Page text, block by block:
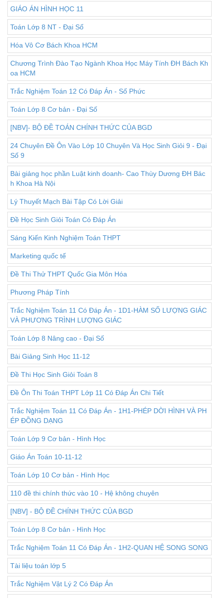
GIÁO ÁN HÌNH HỌC 11
Toán Lớp 8 NT - Đại Số
Hóa Vô Cơ Bách Khoa HCM
Chương Trình Đào Tạo Ngành Khoa Học Máy Tính ĐH Bách Kh
oa HCM
Trắc Nghiệm Toán 12 Có Đáp Án - Số Phức
Toán Lớp 8 Cơ bản - Đại Số
[NBV]- BỘ ĐỀ TOÁN CHÍNH THỨC CỦA BGD
24 Chuyên Đề Ôn Vào Lớp 10 Chuyên Và Học Sinh Giỏi 9 - Đại
Số 9
Bài giảng học phần Luật kinh doanh- Cao Thùy Dương ĐH Bác
h Khoa Hà Nội
Lý Thuyết Mạch Bài Tập Có Lời Giải
Đề Học Sinh Giỏi Toán Có Đáp Án
Sáng Kiến Kinh Nghiệm Toán THPT
Marketing quốc tế
Đề Thi Thử THPT Quốc Gia Môn Hóa
Phương Pháp Tính
Trắc Nghiệm Toán 11 Có Đáp Án - 1D1-HÀM SỐ LƯỢNG GIÁC
VÀ PHƯƠNG TRÌNH LƯỢNG GIÁC
Toán Lớp 8 Nâng cao - Đại Số
Bài Giảng Sinh Học 11-12
Đề Thi Học Sinh Giỏi Toán 8
Đề Ôn Thi Toán THPT Lớp 11 Có Đáp Án Chi Tiết
Trắc Nghiệm Toán 11 Có Đáp Án - 1H1-PHÉP DỜI HÌNH VÀ PH
ÉP ĐỒNG DẠNG
Toán Lớp 9 Cơ bản - Hình Học
Giáo Án Toán 10-11-12
Toán Lớp 10 Cơ bản - Hình Học
110 đề thi chính thức vào 10 - Hệ không chuyên
[NBV] - BỘ ĐỀ CHÍNH THỨC CỦA BGD
Toán Lớp 8 Cơ bản - Hình Học
Trắc Nghiệm Toán 11 Có Đáp Án - 1H2-QUAN HỆ SONG SONG
Tài liệu toán lớp 5
Trắc Nghiệm Vật Lý 2 Có Đáp Án